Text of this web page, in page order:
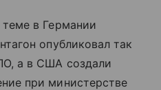
в Германии
опубликовал так
а в США создали
при министерстве